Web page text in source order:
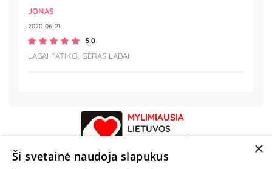
JONAS
2020-06-21
5.0
LABAI PATIKO, GERAS LABAI
MYLIMIAUSIA
LIETUVOS
PARDUOTUVĖ
×
Ši svetainė naudoja slapukus